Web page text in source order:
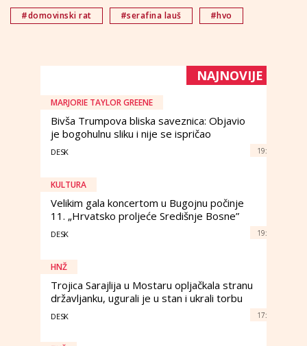
#domovinski rat #serafina lauš #hvo
NAJNOVIJE
MARJORIE TAYLOR GREENE
Bivša Trumpova bliska saveznica: Objavio
je bogohulnu sliku i nije se ispričao
DESK 19:
KULTURA
Velikim gala koncertom u Bugojnu počinje
11. „Hrvatsko proljeće Središnje Bosne”
DESK 19:
HNŽ
Trojica Sarajlija u Mostaru opljačkala stranu
državljanku, ugurali je u stan i ukrali torbu
DESK 17: